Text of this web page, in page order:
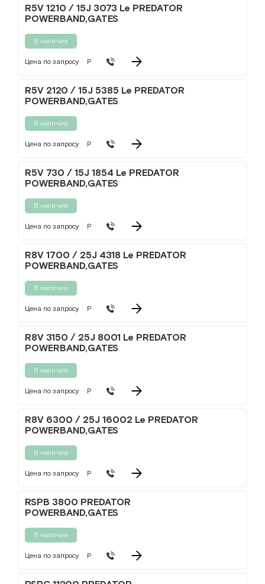
R5V 1210 / 15J 3073 Le PREDATOR
POWERBAND,GATES
В наличии
Цена по запросу Р
R5V 2120 / 15J 5385 Le PREDATOR
POWERBAND,GATES
В наличии
Цена по запросу Р
R5V 730 / 15J 1854 Le PREDATOR
POWERBAND,GATES
В наличии
Цена по запросу Р
R8V 1700 / 25J 4318 Le PREDATOR
POWERBAND,GATES
В наличии
Цена по запросу Р
R8V 3150 / 25J 8001 Le PREDATOR
POWERBAND,GATES
В наличии
Цена по запросу Р
R8V 6300 / 25J 16002 Le PREDATOR
POWERBAND,GATES
В наличии
Цена по запросу Р
RSPB 3800 PREDATOR
POWERBAND,GATES
В наличии
Цена по запросу Р